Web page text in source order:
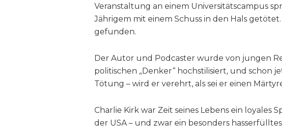
Veranstaltung an einem Universitätscampus
Jährigem mit einem Schuss in den Hals
gefunden.
Der Autor und Podcaster wurde von jungen
politischen „Denker“ hochstilisiert, und schon
Tötung – wird er verehrt, als sei er einen
Charlie Kirk war Zeit seines Lebens ein loyales
der USA – und zwar ein besonders